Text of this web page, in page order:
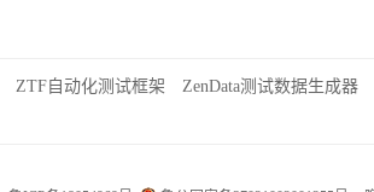
ZTF自动化测试框架 ZenData测试数据生成器